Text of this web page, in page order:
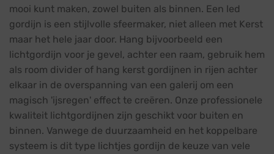
mooi kunt maken, zowel buiten als binnen. Een led
gordijn is een stijlvolle sfeermaker, niet alleen met Kerst
maar het hele jaar door. Hang bijvoorbeeld een
lichtgordijn voor je gevel, achter een raam, gebruik hem
als room divider of hang kerst gordijnen in rijen achter
elkaar in de overspanning van een galerij om een
magisch 'ijsregen' effect te creëren. Onze professionele
kwaliteit lichtgordijnen zijn geschikt voor buiten en
binnen. Vanwege de duurzaamheid en het koppelbare
systeem is dit type lichtjes gordijn de keuze van vele